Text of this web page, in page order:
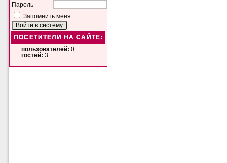
Пароль
Запомнить меня
ПОСЕТИТЕЛИ НА САЙТЕ:
пользователей: 0
гостей: 3